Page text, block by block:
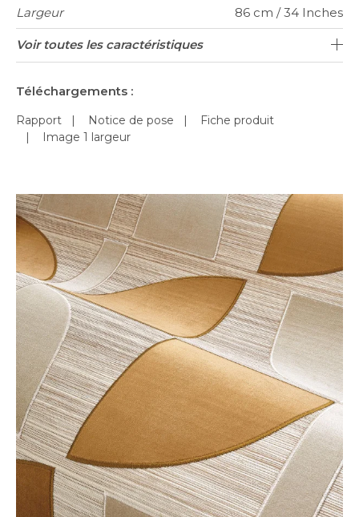
Largeur 86 cm / 34 Inches
Hauteur Vendu au rouleau de 7.2m
Poids g/m² 622
Entretien Epongeable
Pose colle Encollage du mur
Dépose Arrachage à sec
Norme COV A+
ASTME84 Class B
Norme
euroclass
D-s1, d0
Pays
d'origine
Inde
Voir toutes les caractéristiques
Téléchargements :
Rapport | Notice de pose |
Fiche produit
|
Image 1 largeur